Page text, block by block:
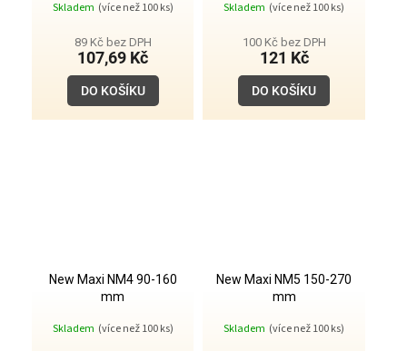
hodnocení
je
4,3
5
hvězdiček.
Skladem (více než 100 ks)
89 Kč bez DPH
107,69 Kč
DO KOŠÍKU
hodnocení
je
5,0
5
hvězdiček.
Skladem (více než 100 ks)
100 Kč bez DPH
121 Kč
DO KOŠÍKU
New Maxi NM4 90-160
mm
hodnocení
Skladem (více než 100 ks)
New Maxi NM5 150-270
mm
hodnocení
Skladem (více než 100 ks)